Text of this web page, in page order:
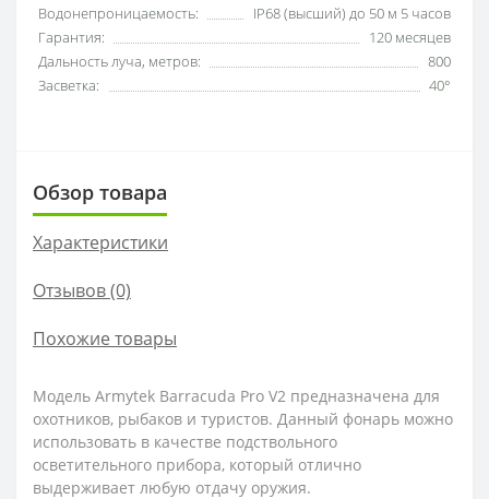
Водонепроницаемость:
IP68 (высший) до 50 м 5 часов
Гарантия:
120 месяцев
Дальность луча, метров:
800
Засветка:
40°
Обзор товара
Характеристики
Отзывов (0)
Похожие товары
Модель Armytek Barracuda Pro V2 предназначена для
охотников, рыбаков и туристов. Данный фонарь можно
использовать в качестве подствольного
осветительного прибора, который отлично
выдерживает любую отдачу оружия.